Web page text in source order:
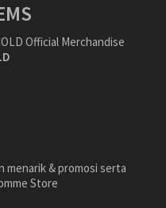
menarik & promosi serta
Store